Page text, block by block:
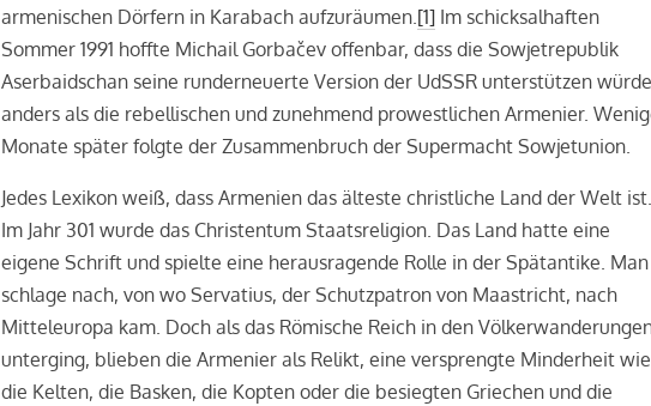
armenischen Dörfern in Karabach aufzuräumen.[1] Im schicksalhaften
Sommer 1991 hoffte Michail Gorbačev offenbar, dass die Sowjetrepublik
Aserbaidschan seine runderneuerte Version der UdSSR unterstützen
anders als die rebellischen und zunehmend prowestlichen Armenier.
Monate später folgte der Zusammenbruch der Supermacht Sowjetunion.
Jedes Lexikon weiß, dass Armenien das älteste christliche Land der Welt ist.
Im Jahr 301 wurde das Christentum Staatsreligion. Das Land hatte eine
eigene Schrift und spielte eine herausragende Rolle in der Spätantike. Man
schlage nach, von wo Servatius, der Schutzpatron von Maastricht, nach
Mitteleuropa kam. Doch als das Römische Reich in den
unterging, blieben die Armenier als Relikt, eine versprengte Minderheit wie
die Kelten, die Basken, die Kopten oder die besiegten Griechen und die